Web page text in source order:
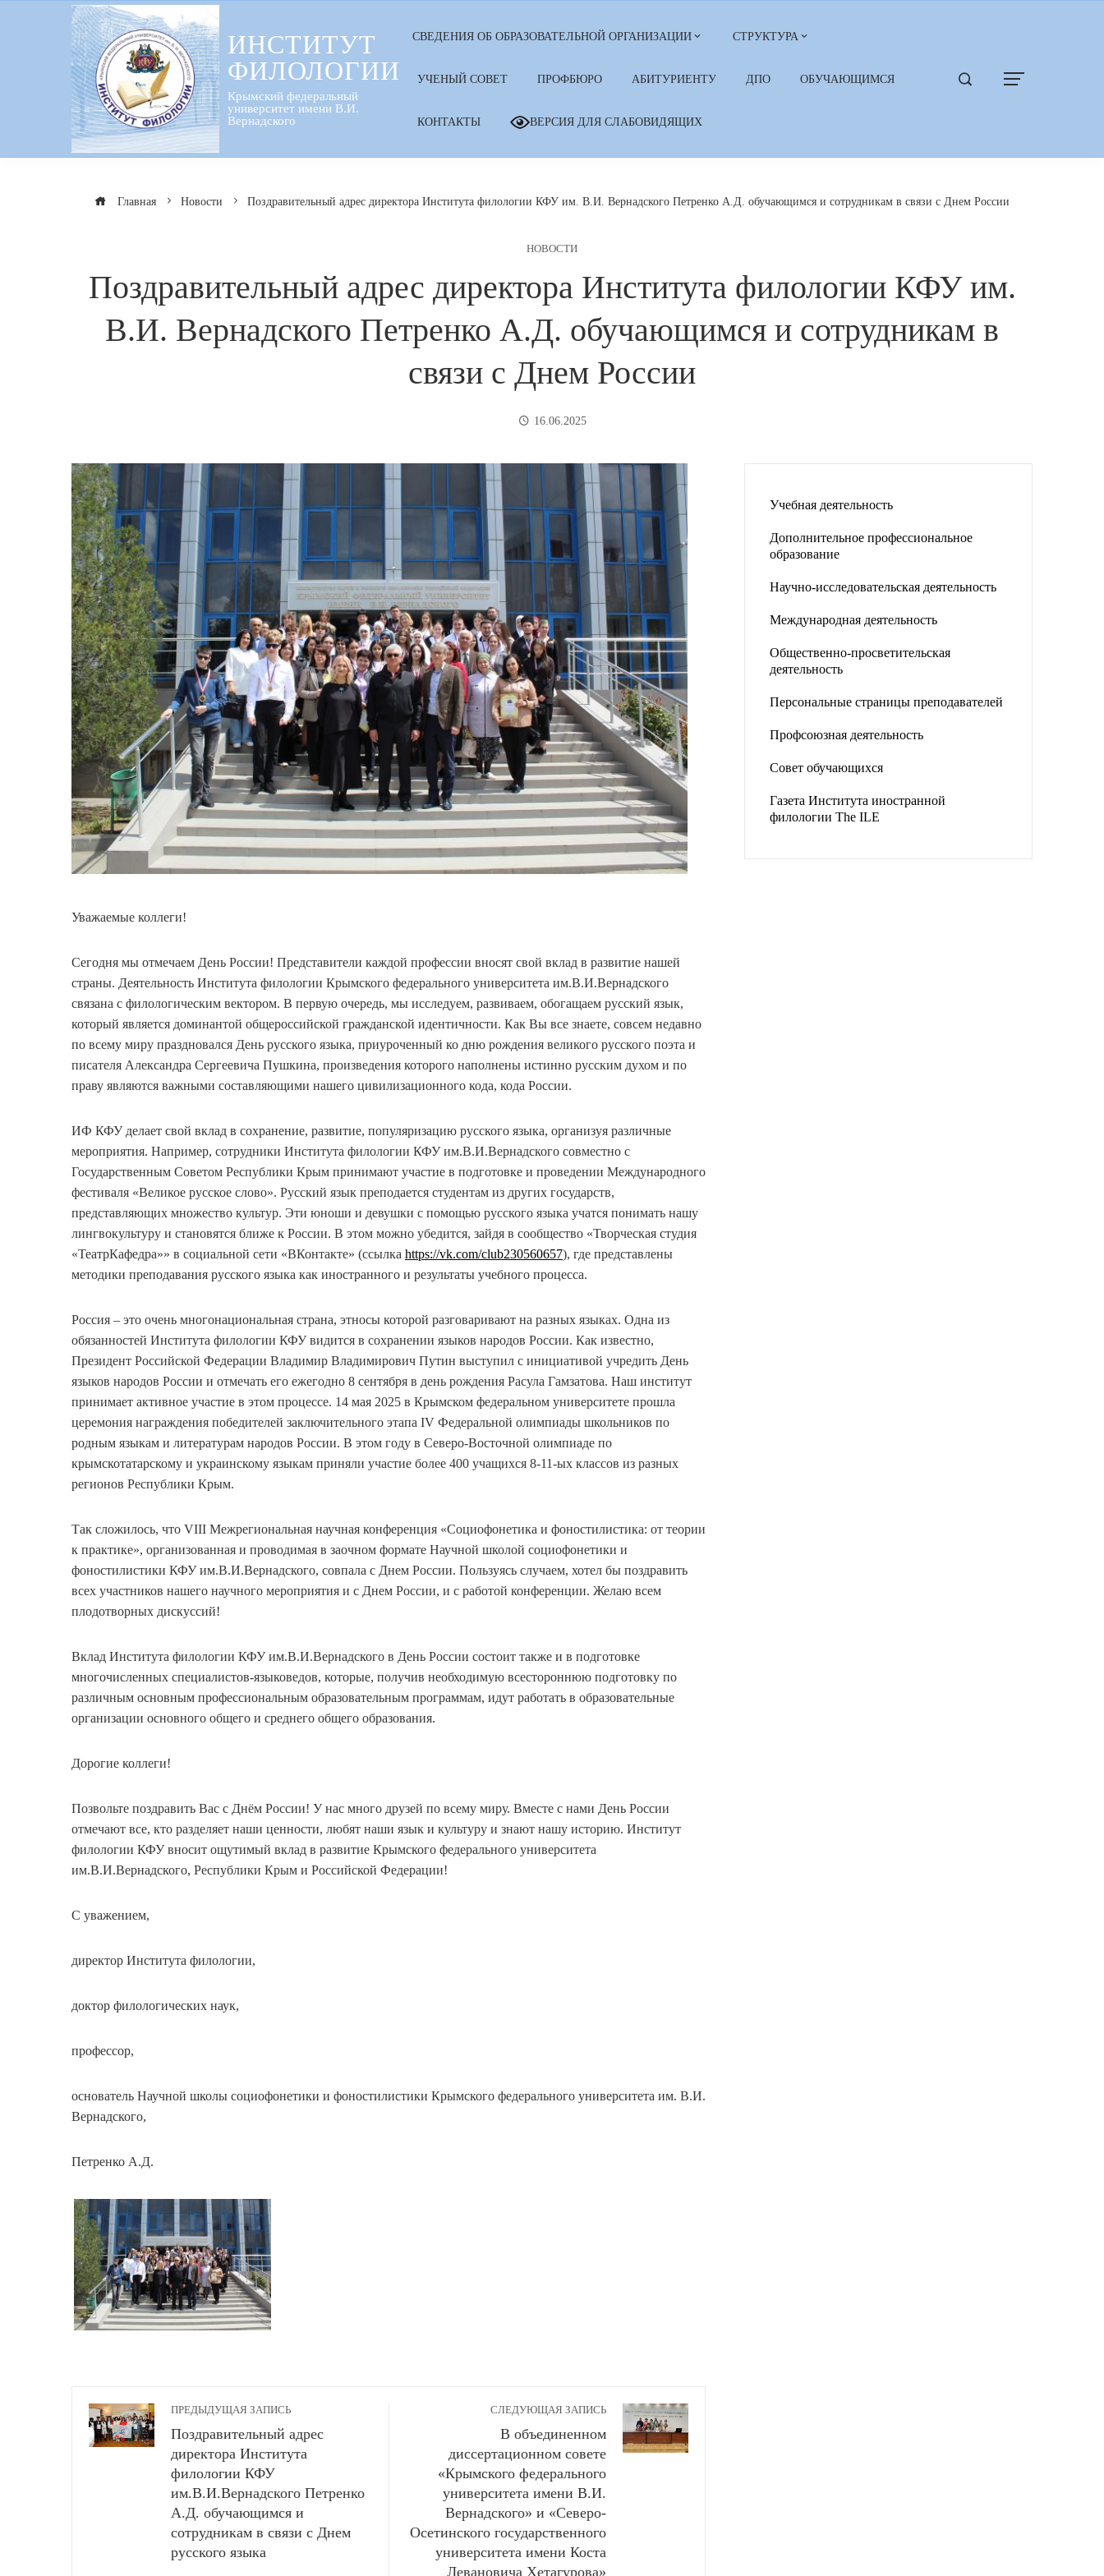
ИНСТИТУТ
ФИЛОЛОГИИ
Крымский федеральный
университет имени В.И.
Вернадского
СВЕДЕНИЯ ОБ ОБРАЗОВАТЕЛЬНОЙ ОРГАНИЗАЦИИ СТРУКТУРА
УЧЕНЫЙ СОВЕТ ПРОФБЮРО АБИТУРИЕНТУ ДПО ОБУЧАЮЩИМСЯ
КОНТАКТЫ ВЕРСИЯ ДЛЯ СЛАБОВИДЯЩИХ
Главная Новости Поздравительный адрес директора Института филологии КФУ им. В.И. Вернадского Петренко А.Д. обучающимся и сотрудникам в связи с Днем России
НОВОСТИ
Поздравительный адрес директора Института филологии КФУ им.
В.И. Вернадского Петренко А.Д. обучающимся и сотрудникам в
связи с Днем России
16.06.2025
Уважаемые коллеги!
Сегодня мы отмечаем День России! Представители каждой профессии вносят свой вклад в развитие нашей
страны. Деятельность Института филологии Крымского федерального университета им.В.И.Вернадского
связана с филологическим вектором. В первую очередь, мы исследуем, развиваем, обогащаем русский язык,
который является доминантой общероссийской гражданской идентичности. Как Вы все знаете, совсем недавно
по всему миру праздновался День русского языка, приуроченный ко дню рождения великого русского поэта и
писателя Александра Сергеевича Пушкина, произведения которого наполнены истинно русским духом и по
праву являются важными составляющими нашего цивилизационного кода, кода России.
ИФ КФУ делает свой вклад в сохранение, развитие, популяризацию русского языка, организуя различные
мероприятия. Например, сотрудники Института филологии КФУ им.В.И.Вернадского совместно с
Государственным Советом Республики Крым принимают участие в подготовке и проведении Международного
фестиваля «Великое русское слово». Русский язык преподается студентам из других государств,
представляющих множество культур. Эти юноши и девушки с помощью русского языка учатся понимать нашу
лингвокультуру и становятся ближе к России. В этом можно убедится, зайдя в сообщество «Творческая студия
«ТеатрКафедра»» в социальной сети «ВКонтакте» (ссылка https://vk.com/club230560657), где представлены
методики преподавания русского языка как иностранного и результаты учебного процесса.
Россия – это очень многонациональная страна, этносы которой разговаривают на разных языках. Одна из
обязанностей Института филологии КФУ видится в сохранении языков народов России. Как известно,
Президент Российской Федерации Владимир Владимирович Путин выступил с инициативой учредить День
языков народов России и отмечать его ежегодно 8 сентября в день рождения Расула Гамзатова. Наш институт
принимает активное участие в этом процессе. 14 мая 2025 в Крымском федеральном университете прошла
церемония награждения победителей заключительного этапа IV Федеральной олимпиады школьников по
родным языкам и литературам народов России. В этом году в Северо-Восточной олимпиаде по
крымскотатарскому и украинскому языкам приняли участие более 400 учащихся 8-11-ых классов из разных
регионов Республики Крым.
Так сложилось, что VIII Межрегиональная научная конференция «Социофонетика и фоностилистика: от теории
к практике», организованная и проводимая в заочном формате Научной школой социофонетики и
фоностилистики КФУ им.В.И.Вернадского, совпала с Днем России. Пользуясь случаем, хотел бы поздравить
всех участников нашего научного мероприятия и с Днем России, и с работой конференции. Желаю всем
плодотворных дискуссий!
Вклад Института филологии КФУ им.В.И.Вернадского в День России состоит также и в подготовке
многочисленных специалистов-языковедов, которые, получив необходимую всестороннюю подготовку по
различным основным профессиональным образовательным программам, идут работать в образовательные
организации основного общего и среднего общего образования.
Дорогие коллеги!
Позвольте поздравить Вас с Днём России! У нас много друзей по всему миру. Вместе с нами День России
отмечают все, кто разделяет наши ценности, любят наши язык и культуру и знают нашу историю. Институт
филологии КФУ вносит ощутимый вклад в развитие Крымского федерального университета
им.В.И.Вернадского, Республики Крым и Российской Федерации!
С уважением,
директор Института филологии,
доктор филологических наук,
профессор,
основатель Научной школы социофонетики и фоностилистики Крымского федерального университета им. В.И.
Вернадского,
Петренко А.Д.
ПРЕДЫДУЩАЯ ЗАПИСЬ
Поздравительный адрес
директора Института
филологии КФУ
им.В.И.Вернадского Петренко
А.Д. обучающимся и
сотрудникам в связи с Днем
русского языка
СЛЕДУЮЩАЯ ЗАПИСЬ
В объединенном
диссертационном совете
«Крымского федерального
университета имени В.И.
Вернадского» и «Северо-
Осетинского государственного
университета имени Коста
Левановича Хетагурова»
Учебная деятельность
Дополнительное профессиональное
образование
Научно-исследовательская деятельность
Международная деятельность
Общественно-просветительская
деятельность
Персональные страницы преподавателей
Профсоюзная деятельность
Совет обучающихся
Газета Института иностранной
филологии The ILE